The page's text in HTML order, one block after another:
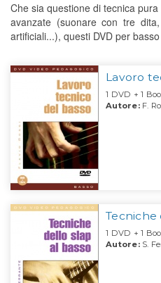
Che sia questione di tecnica
avanzate (suonare con tre
artificiali...), questi DVD per
Lavoro
1 DVD + 1
Autore:F.
Tecniche
1 DVD + 1
Autore:S.